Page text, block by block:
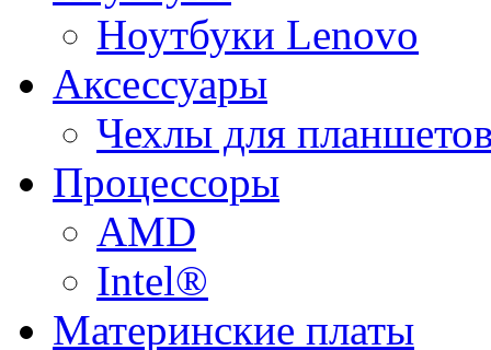
Ноутбуки Lenovo
Аксессуары
Чехлы для
Процессоры
AMD
Intel®
Материнские платы